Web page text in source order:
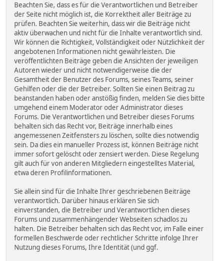
Beachten Sie, dass es für die Verantwortlichen und Betreiber
der Seite nicht möglich ist, die Korrektheit aller Beiträge zu
prüfen. Beachten Sie weiterhin, dass wir die Beiträge nicht
aktiv überwachen und nicht für die Inhalte verantwortlich sind.
Wir können die Richtigkeit, Vollständigkeit oder Nützlichkeit der
angebotenen Informationen nicht gewährleisten. Die
veröffentlichten Beiträge geben die Ansichten der jeweiligen
Autoren wieder und nicht notwendigerweise die der
Gesamtheit der Benutzer des Forums, seines Teams, seiner
Gehilfen oder die der Betreiber. Sollten Sie einen Beitrag zu
beanstanden haben oder anstößig finden, melden Sie dies bitte
umgehend einem Moderator oder Administrator dieses
Forums. Die Verantwortlichen und Betreiber dieses Forums
behalten sich das Recht vor, Beiträge innerhalb eines
angemessenen Zeitfensters zu löschen, sollte dies notwendig
sein. Da dies ein manueller Prozess ist, können Beiträge nicht
immer sofort gelöscht oder zensiert werden. Diese Regelung
gilt auch für von anderen Mitgliedern eingestelltes Material,
etwa deren Profilinformationen.
Sie allein sind für die Inhalte Ihrer geschriebenen Beiträge
verantwortlich. Darüber hinaus erklären Sie sich
einverstanden, die Betreiber und Verantwortlichen dieses
Forums und zusammenhängender Webseiten schadlos zu
halten. Die Betreiber behalten sich das Recht vor, im Falle einer
formellen Beschwerde oder rechtlicher Schritte infolge Ihrer
Nutzung dieses Forums, Ihre Identität (und ggf.